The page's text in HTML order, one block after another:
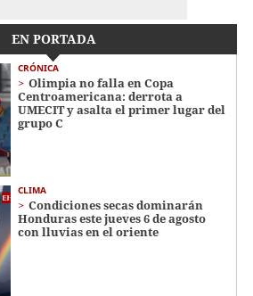
EN PORTADA
CRÓNICA
Olimpia no falla en Copa
Centroamericana: derrota a
UMECIT y asalta el primer lugar del
grupo C
CLIMA
Condiciones secas dominarán
Honduras este jueves 6 de agosto
con lluvias en el oriente